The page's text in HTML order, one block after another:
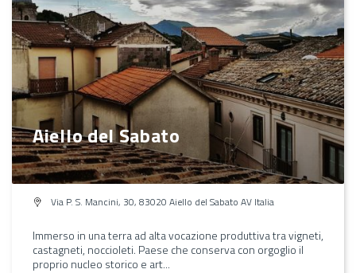
Aiello del Sabato
Via P. S. Mancini, 30, 83020 Aiello del Sabato AV Italia
Immerso in una terra ad alta vocazione produttiva tra vigneti,
castagneti, noccioleti. Paese che conserva con orgoglio il
proprio nucleo storico e art...